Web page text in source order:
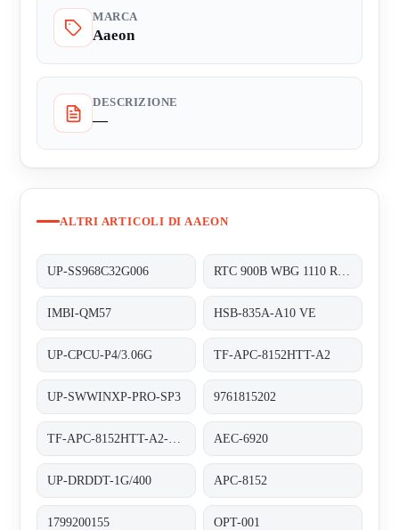
MARCA
Aaeon
DESCRIZIONE
—
ALTRI ARTICOLI DI AAEON
UP-SS968C32G006
IMBI-QM57 HSB-835A-A10 VE
UP-CPCU-P4/3.06G TF-APC-8152HTT-A2
UP-SWWINXP-PRO-SP3 9761815202
AEC-6920
UP-DRDDT-1G/400 APC-8152
1799200155 OPT-001